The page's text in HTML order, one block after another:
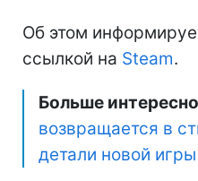
Об этом
ссылкой на Steam.
Больше
возвращается в
детали новой игры